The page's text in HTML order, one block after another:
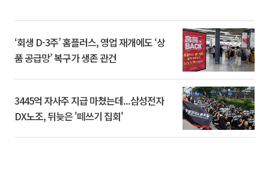
‘회생 D-3주’ 홈플러스, 영업 재개에도 ‘상
품 공급망’ 복구가 생존 관건
3445억 자사주 지급 마쳤는데...삼성전자
DX노조, 뒤늦은 '떼쓰기 집회'